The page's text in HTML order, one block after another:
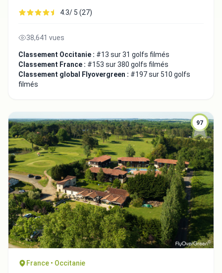
4.3/ 5 (27)
38,641 vues
Classement Occitanie : #13 sur 31 golfs filmés
Classement France : #153 sur 380 golfs filmés
Classement global Flyovergreen : #197 sur 510 golfs
filmés
97
France • Occitanie